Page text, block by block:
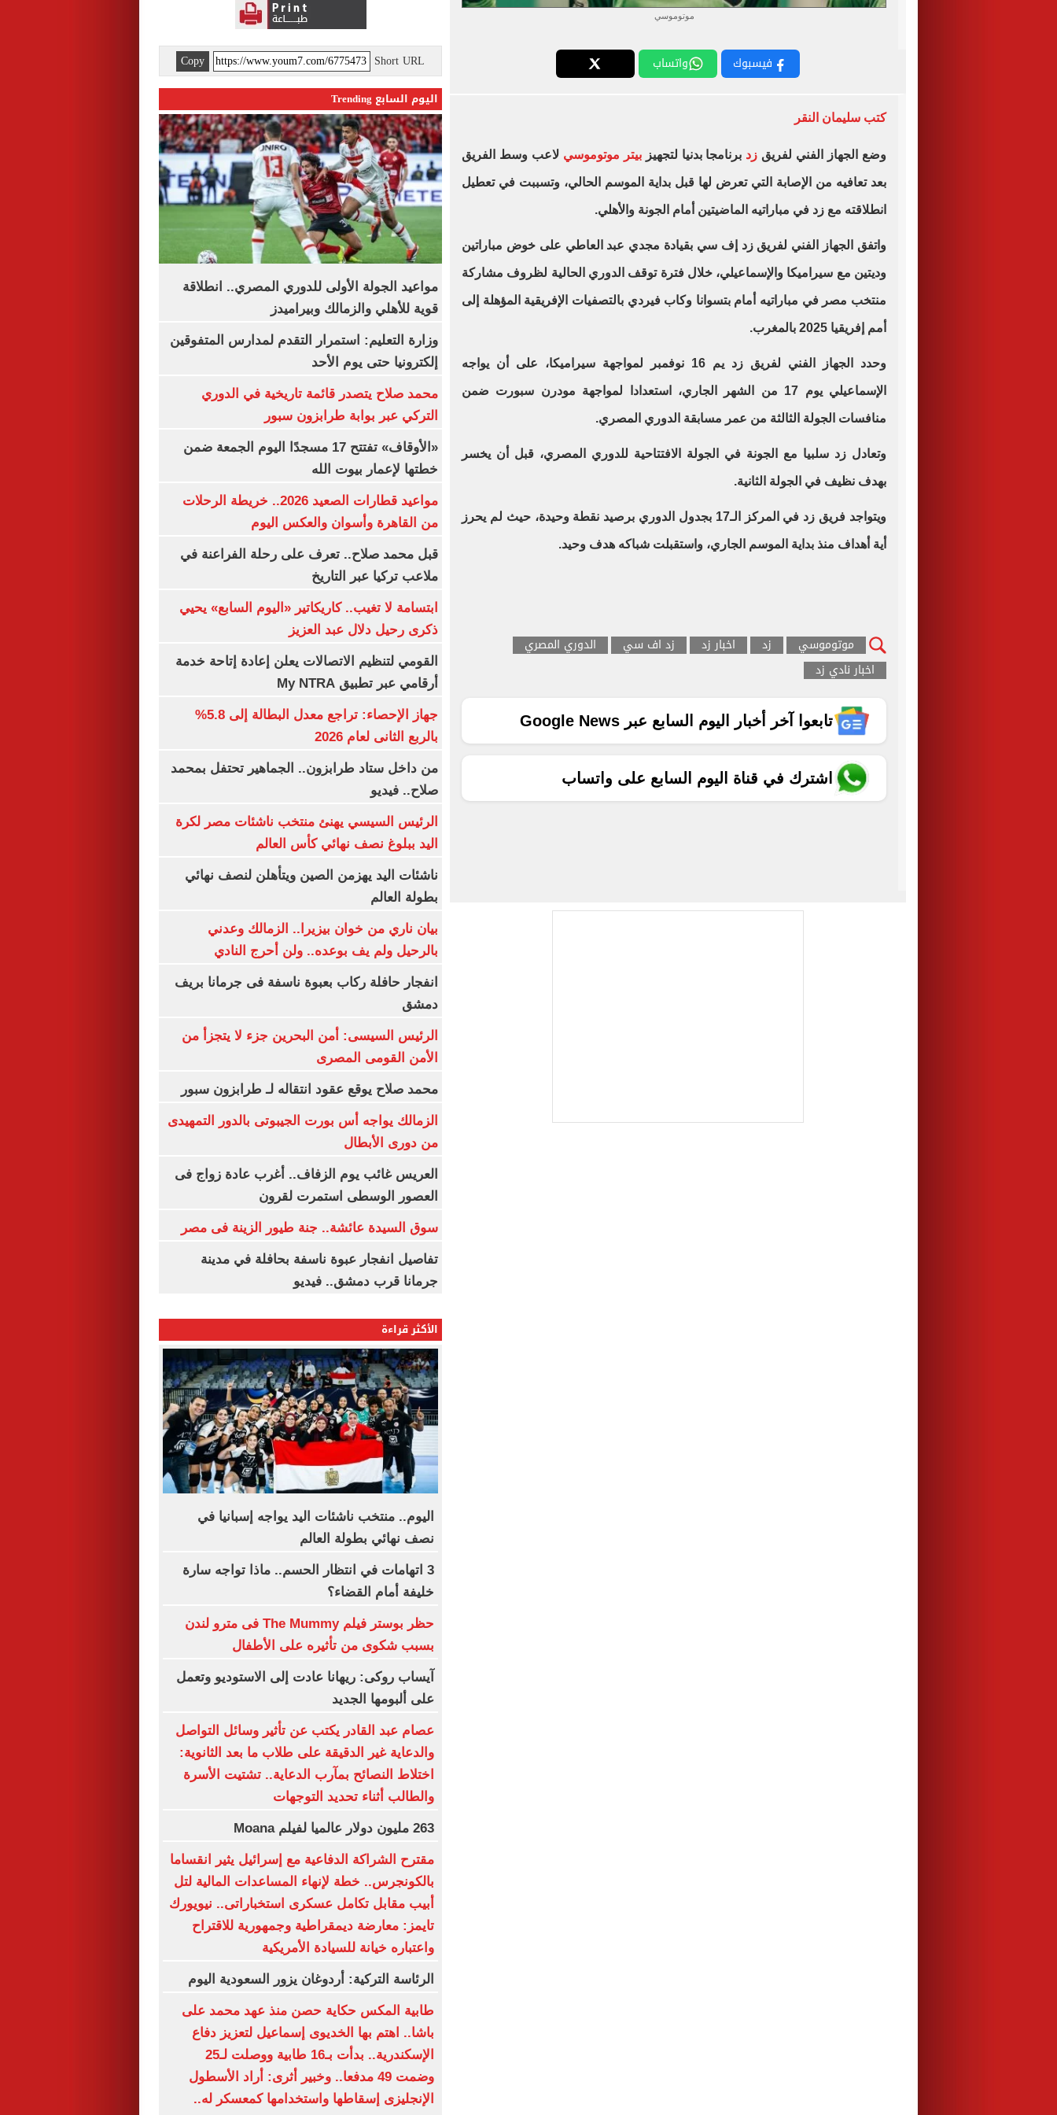
موتوموسي
فيسبوك واتساب
كتب سليمان النقر
وضع الجهاز الفني لفريق زد برنامجا بدنيا لتجهيزبيتر موتوموسي لاعب وسط الفريق
بعد تعافيه من الإصابة التي تعرض لها قبل بداية الموسم الحالي، وتسببت في تعطيل
انطلاقته مع زد في مباراتيه الماضيتين أمام الجونة والأهلي.
واتفق الجهاز الفني لفريق زد إف سي بقيادة مجدي عبد العاطي على خوض مباراتين
وديتين مع سيراميكا والإسماعيلي، خلال فترة توقف الدوري الحالية لظروف مشاركة
منتخب مصر في مباراتيه أمام بتسوانا وكاب فيردي بالتصفيات الإفريقية المؤهلة إلى
أمم إفريقيا 2025 بالمغرب.
وحدد الجهاز الفني لفريق زد يم 16 نوفمبر لمواجهة سيراميكا، على أن يواجه
الإسماعيلي يوم 17 من الشهر الجاري، استعدادا لمواجهة مودرن سبورت ضمن
منافسات الجولة الثالثة من عمر مسابقة الدوري المصري.
وتعادل زد سلبيا مع الجونة في الجولة الافتتاحية للدوري المصري، قبل أن يخسر
بهدف نظيف في الجولة الثانية.
ويتواجد فريق زد في المركز الـ17 بجدول الدوري برصيد نقطة وحيدة، حيث لم يحرز
أية أهداف منذ بداية الموسم الجاري، واستقبلت شباكه هدف وحيد.
موتوموسي زد اخبار زد زد اف سي
الدوري المصري
اخبار نادي زد
تابعوا آخر أخبار اليوم السابع عبر Google News
اشترك في قناة اليوم السابع على واتساب
Short URL
Copy
اليوم السابع Trending
مواعيد الجولة الأولى للدوري المصري.. انطلاقة
قوية للأهلي والزمالك وبيراميدز
وزارة التعليم: استمرار التقدم لمدارس المتفوقين
إلكترونيا حتى يوم الأحد
محمد صلاح يتصدر قائمة تاريخية في الدوري
التركي عبر بوابة طرابزون سبور
«الأوقاف» تفتتح 17 مسجدًا اليوم الجمعة ضمن
خطتها لإعمار بيوت الله
مواعيد قطارات الصعيد 2026.. خريطة الرحلات
من القاهرة وأسوان والعكس اليوم
قبل محمد صلاح.. تعرف على رحلة الفراعنة في
ملاعب تركيا عبر التاريخ
ابتسامة لا تغيب.. كاريكاتير «اليوم السابع» يحيي
ذكرى رحيل دلال عبد العزيز
القومي لتنظيم الاتصالات يعلن إعادة إتاحة خدمة
أرقامي عبر تطبيق My NTRA
جهاز الإحصاء: تراجع معدل البطالة إلى 5.8%
بالربع الثانى لعام 2026
من داخل ستاد طرابزون.. الجماهير تحتفل بمحمد
صلاح.. فيديو
الرئيس السيسي يهنئ منتخب ناشئات مصر لكرة
اليد ببلوغ نصف نهائي كأس العالم
ناشئات اليد يهزمن الصين ويتأهلن لنصف نهائي
بطولة العالم
بيان ناري من خوان بيزيرا.. الزمالك وعدني
بالرحيل ولم يف بوعده.. ولن أحرج النادي
انفجار حافلة ركاب بعبوة ناسفة فى جرمانا بريف
دمشق
الرئيس السيسى: أمن البحرين جزء لا يتجزأ من
الأمن القومى المصرى
محمد صلاح يوقع عقود انتقاله لـ طرابزون سبور
الزمالك يواجه أس بورت الجيبوتى بالدور التمهيدى
من دورى الأبطال
العريس غائب يوم الزفاف.. أغرب عادة زواج فى
العصور الوسطى استمرت لقرون
سوق السيدة عائشة.. جنة طيور الزينة فى مصر
تفاصيل انفجار عبوة ناسفة بحافلة في مدينة
جرمانا قرب دمشق.. فيديو
الأكثر قراءة
اليوم.. منتخب ناشئات اليد يواجه إسبانيا في
نصف نهائي بطولة العالم
3 اتهامات في انتظار الحسم.. ماذا تواجه سارة
خليفة أمام القضاء؟
حظر بوستر فيلم The Mummy فى مترو لندن
بسبب شكوى من تأثيره على الأطفال
آيساب روكى: ريهانا عادت إلى الاستوديو وتعمل
على ألبومها الجديد
عصام عبد القادر يكتب عن تأثير وسائل التواصل
والدعاية غير الدقيقة على طلاب ما بعد الثانوية:
اختلاط النصائح بمآرب الدعاية.. تشتيت الأسرة
والطالب أثناء تحديد التوجهات
263 مليون دولار عالميا لفيلم Moana
مقترح الشراكة الدفاعية مع إسرائيل يثير انقساما
بالكونجرس.. خطة لإنهاء المساعدات المالية لتل
أبيب مقابل تكامل عسكرى استخباراتى.. نيويورك
تايمز: معارضة ديمقراطية وجمهورية للاقتراح
واعتباره خيانة للسيادة الأمريكية
الرئاسة التركية: أردوغان يزور السعودية اليوم
طابية المكس حكاية حصن منذ عهد محمد على
باشا.. اهتم بها الخديوى إسماعيل لتعزيز دفاع
الإسكندرية.. بدأت بـ16 طابية ووصلت لـ25
وضمت 49 مدفعا.. وخبير أثرى: أراد الأسطول
الإنجليزى إسقاطها واستخدامها كمعسكر له..